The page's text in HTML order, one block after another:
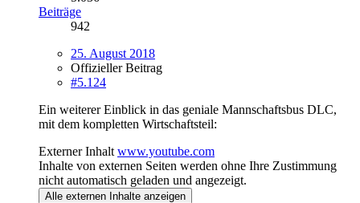
Beiträge
942
25. August 2018
Offizieller Beitrag
#5.124
Ein weiterer Einblick in das geniale Mannschaftsbus DLC,
mit dem kompletten Wirtschaftsteil:
Externer Inhalt www.youtube.com
Inhalte von externen Seiten werden ohne Ihre Zustimmung
nicht automatisch geladen und angezeigt.
Alle externen Inhalte anzeigen